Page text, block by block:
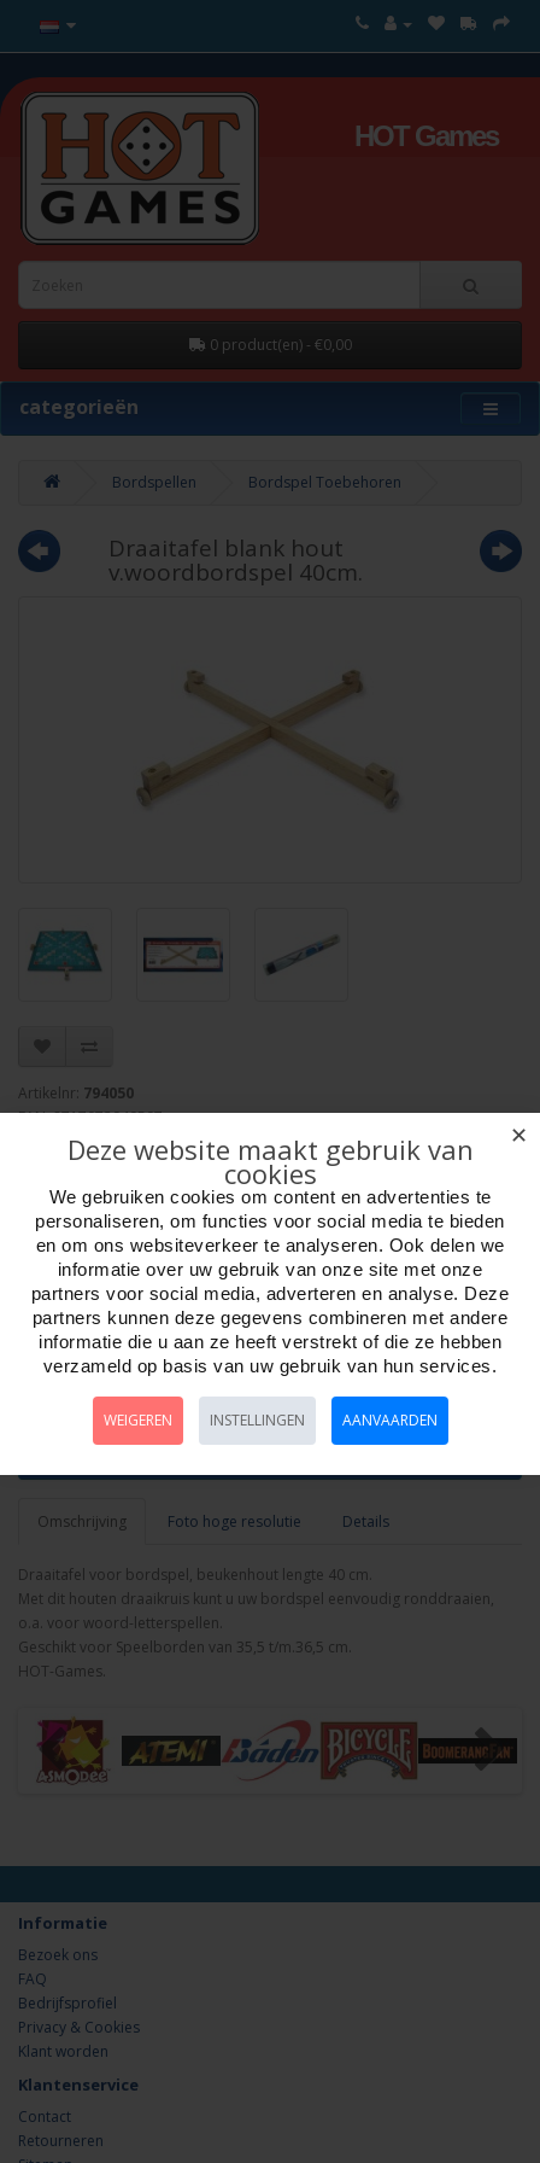
HOT Games
0 product(en) - €0,00
categorieën
Bordspellen Bordspel Toebehoren
Draaitafel blank hout
v.woordbordspel 40cm.
Artikelnr: 794050
EAN: 8717072040507
Verpakkingseenheid: 24
Minimum afname: 1
Merk:HOT Games
Aantal
Omschrijving Foto hoge resolutie Details
Draaitafel voor bordspel, beukenhout lengte 40 cm.
Met dit houten draaikruis kunt u uw bordspel eenvoudig ronddraaien,
o.a. voor woord-letterspellen.
Geschikt voor Speelborden van 35,5 t/m.36,5 cm.
HOT-Games.
Informatie
Bezoek ons
FAQ
Bedrijfsprofiel
Privacy & Cookies
Klant worden
Klantenservice
Contact
Retourneren
✕
Deze website maakt gebruik van
cookies
We gebruiken cookies om content en advertenties te
personaliseren, om functies voor social media te bieden
en om ons websiteverkeer te analyseren. Ook delen we
informatie over uw gebruik van onze site met onze
partners voor social media, adverteren en analyse. Deze
partners kunnen deze gegevens combineren met andere
informatie die u aan ze heeft verstrekt of die ze hebben
verzameld op basis van uw gebruik van hun services.
WEIGEREN INSTELLINGEN AANVAARDEN